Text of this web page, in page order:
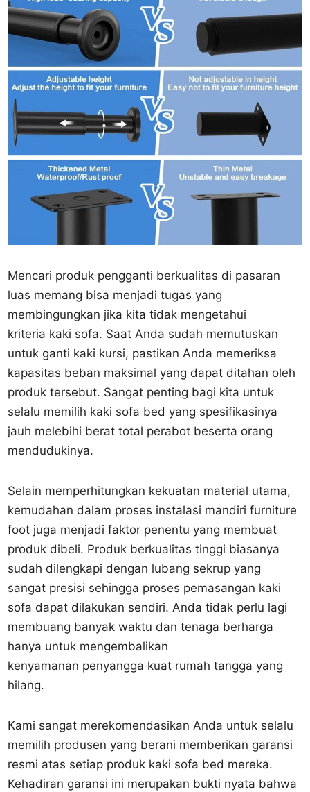
Mencari produk pengganti berkualitas di pasaran
luas memang bisa menjadi tugas yang
membingungkan jika kita tidak mengetahui
kriteria kaki sofa. Saat Anda sudah memutuskan
untuk ganti kaki kursi, pastikan Anda memeriksa
kapasitas beban maksimal yang dapat ditahan oleh
produk tersebut. Sangat penting bagi kita untuk
selalu memilih kaki sofa bed yang spesifikasinya
jauh melebihi berat total perabot beserta orang
mendudukinya.
Selain memperhitungkan kekuatan material utama,
kemudahan dalam proses instalasi mandiri furniture
foot juga menjadi faktor penentu yang membuat
produk dibeli. Produk berkualitas tinggi biasanya
sudah dilengkapi dengan lubang sekrup yang
sangat presisi sehingga proses pemasangan kaki
sofa dapat dilakukan sendiri. Anda tidak perlu lagi
membuang banyak waktu dan tenaga berharga
hanya untuk mengembalikan
kenyamanan penyangga kuat rumah tangga yang
hilang.
Kami sangat merekomendasikan Anda untuk selalu
memilih produsen yang berani memberikan garansi
resmi atas setiap produk kaki sofa bed mereka.
Kehadiran garansi ini merupakan bukti nyata bahwa